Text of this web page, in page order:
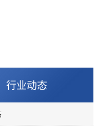
行业动态